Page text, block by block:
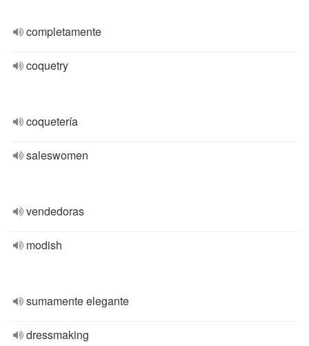
completamente
coquetry
coquetería
saleswomen
vendedoras
modish
sumamente elegante
dressmaking